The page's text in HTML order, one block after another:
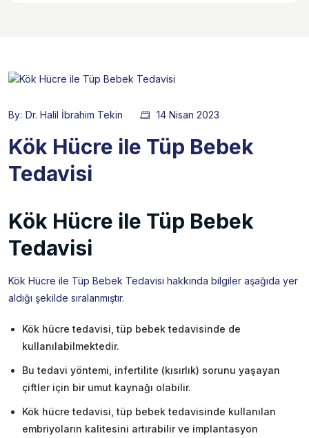
By: Dr. Halil İbrahim Tekin 14 Nisan 2023
Kök Hücre ile Tüp Bebek
Tedavisi
Kök Hücre ile Tüp Bebek
Tedavisi
Kök Hücre ile Tüp Bebek Tedavisi hakkında bilgiler aşağıda yer
aldığı şekilde sıralanmıştır.
Kök hücre tedavisi, tüp bebek tedavisinde de
kullanılabilmektedir.
Bu tedavi yöntemi, infertilite (kısırlık) sorunu yaşayan
çiftler için bir umut kaynağı olabilir.
Kök hücre tedavisi, tüp bebek tedavisinde kullanılan
embriyoların kalitesini artırabilir ve implantasyon